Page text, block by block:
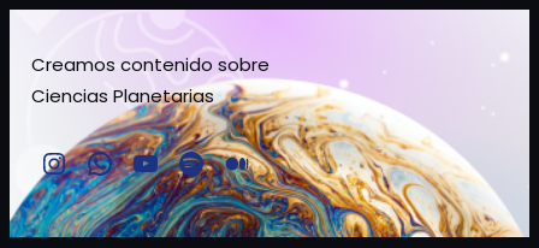
contenido
Creamos contenido sobre
Ciencias Planetarias
Instagram
Comunidad TMSchile
YouTube
Spotify
Medium